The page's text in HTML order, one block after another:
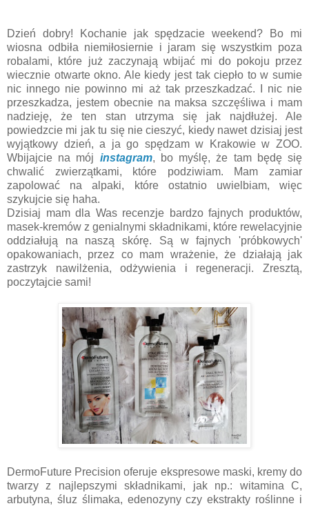
Dzień dobry! Kochanie jak spędzacie weekend? Bo mi
wiosna odbiła niemiłosiernie i jaram się wszystkim poza
robalami, które już zaczynają wbijać mi do pokoju przez
wiecznie otwarte okno. Ale kiedy jest tak ciepło to w sumie
nic innego nie powinno mi aż tak przeszkadzać. I nic nie
przeszkadza, jestem obecnie na maksa szczęśliwa i mam
nadzieję, że ten stan utrzyma się jak najdłużej. Ale
powiedzcie mi jak tu się nie cieszyć, kiedy nawet dzisiaj jest
wyjątkowy dzień, a ja go spędzam w Krakowie w ZOO.
Wbijajcie na mój instagram, bo myślę, że tam będę się
chwalić zwierzątkami, które podziwiam. Mam zamiar
zapolować na alpaki, które ostatnio uwielbiam, więc
szykujcie się haha.
Dzisiaj mam dla Was recenzje bardzo fajnych produktów,
masek-kremów z genialnymi składnikami, które rewelacyjnie
oddziałują na naszą skórę. Są w fajnych 'próbkowych'
opakowaniach, przez co mam wrażenie, że działają jak
zastrzyk nawilżenia, odżywienia i regeneracji. Zresztą,
poczytajcie sami!
DermoFuture Precision oferuje ekspresowe maski, kremy do
twarzy z najlepszymi składnikami, jak np.: witamina C,
arbutyna, śluz ślimaka, edenozyny czy ekstrakty roślinne i